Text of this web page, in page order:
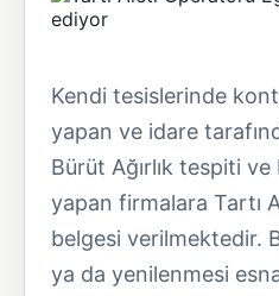
Kendi tesislerinde
yapan ve idare
Bürüt Ağırlık tespiti
yapan firmalara Tartı
belgesi verilmektedir.
ya da yenilenmesi